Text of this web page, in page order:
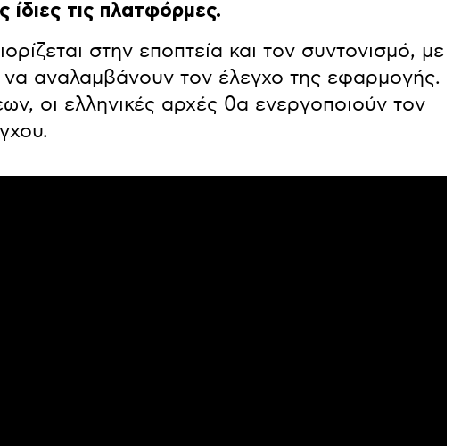
ίδιες τις πλατφόρμες.
στην εποπτεία και τον συντονισμό, με
αναλαμβάνουν τον έλεγχο της εφαρμογής.
οι ελληνικές αρχές θα ενεργοποιούν τον